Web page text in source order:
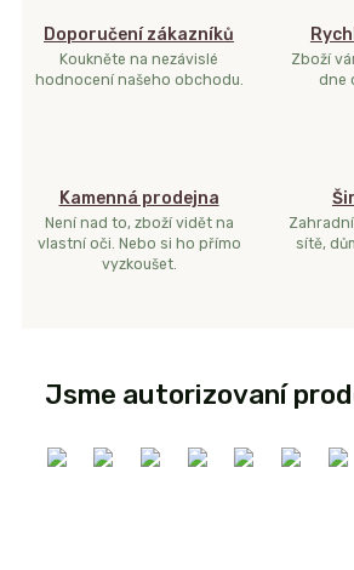
Doporučení zákazníků
Koukněte na nezávislé
hodnocení našeho obchodu.
Zboží
dne
Kamenná prodejna
Není nad to, zboží vidět na
vlastní oči. Nebo si ho přímo
vyzkoušet.
sítě,
Jsme autorizovaní